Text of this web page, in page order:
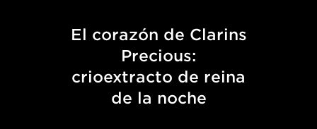
El corazón de Clarins
Precious:
crioextracto de reina
de la noche